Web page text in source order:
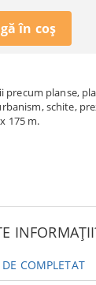
precum planse,
schite,
175 m.
COMPLETAT